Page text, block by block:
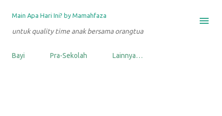
Langsung ke konten utama
Main Apa Hari Ini? by Mamahfaza
untuk quality time anak bersama orangtua
Bayi Pra-Sekolah Lainnya…